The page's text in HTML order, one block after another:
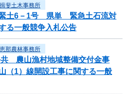
揖斐土木事務所
緊土6－1号 県単 緊急土石流対
る一般競争入札公告
恵那農林事務所
共 農山漁村地域整備交付金事
1）線開設工事に関する一般